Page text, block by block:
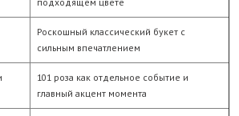
Роскошный классический букет с
сильным впечатлением
101 роза как отдельное событие и
главный акцент момента